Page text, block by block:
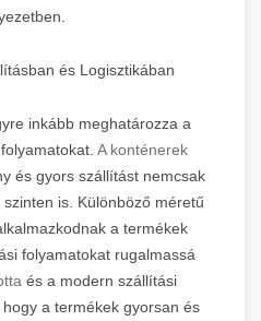
és Logisztikában
inkább meghatározza a
A konténerek
és gyors szállítást nemcsak
is. Különböző méretű
a termékek
folyamatokat rugalmassá
és a modern szállítási
a termékek gyorsan és